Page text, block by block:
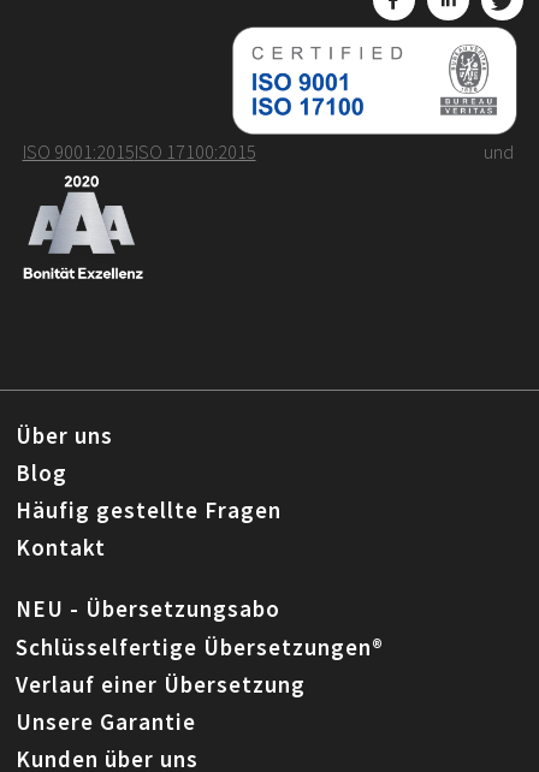
ISO 9001:2015 und
ISO 17100:2015
Über uns
Blog
Häufig gestellte Fragen
Kontakt
NEU - Übersetzungsabo
Schlüsselfertige Übersetzungen®
Verlauf einer Übersetzung
Unsere Garantie
Kunden über uns